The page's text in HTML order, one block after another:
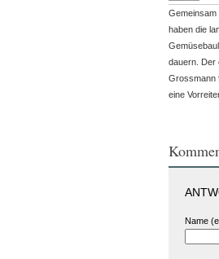
haben die
dauern. Der
Grossmann
eine
Name